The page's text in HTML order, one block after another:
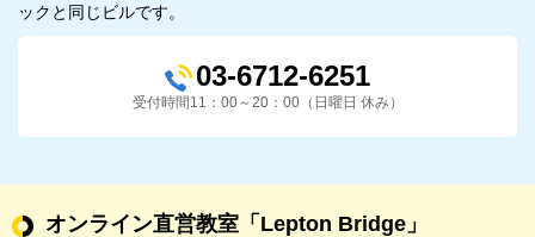
ックと同じビルです。
03-6712-6251
受付時間11：00～20：00（日曜日 休み）
オンライン直営教室 「Lepton Bridge」